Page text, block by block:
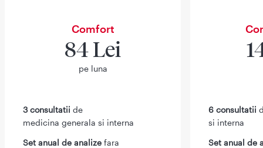
Comfort
84 Lei
pe luna
3 consultatii de
medicina generala si interna
Set anual de analize fara
6 consultatii
si interna
Set anual de